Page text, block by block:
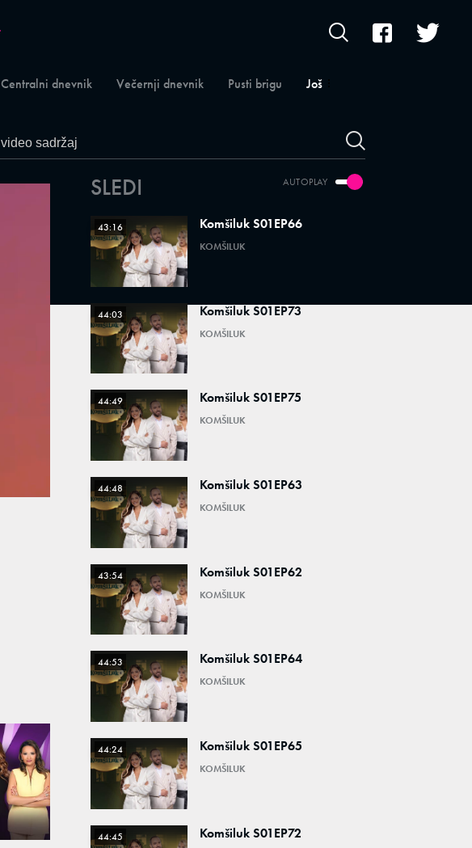
Centralni dnevnik Večernji dnevnik Pusti brigu Još
AUTOPLAY
SLEDI
43:16 Komšiluk S01EP66
KOMŠILUK
44:03 Komšiluk S01EP73
KOMŠILUK
44:49 Komšiluk S01EP75
KOMŠILUK
44:48 Komšiluk S01EP63
KOMŠILUK
43:54 Komšiluk S01EP62
KOMŠILUK
44:53 Komšiluk S01EP64
KOMŠILUK
44:24 Komšiluk S01EP65
KOMŠILUK
44:45 Komšiluk S01EP72